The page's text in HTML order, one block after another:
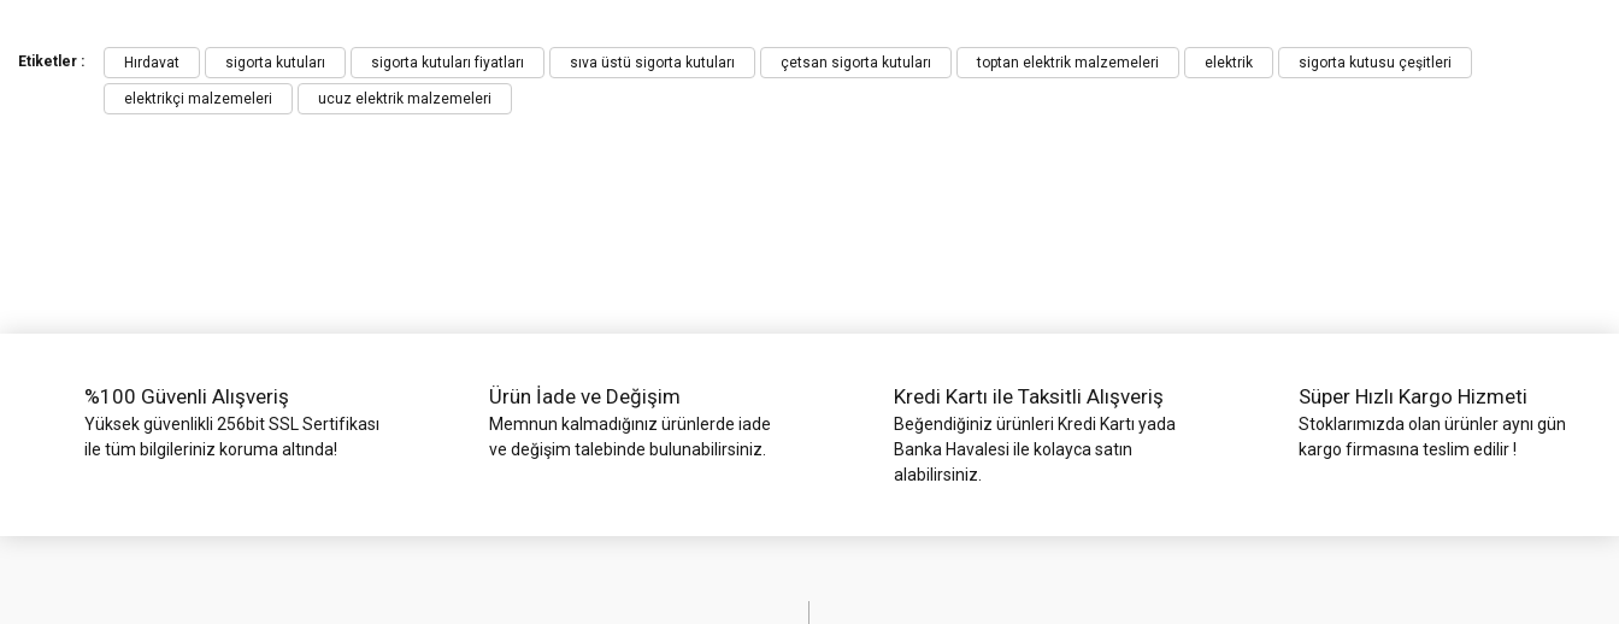
Bu ürüne ilk yorumu siz yapın!
Görüş ve önerileriniz için teşekkür ederiz.
Ürün resmi kalitesiz, bozuk veya görüntülenemiyor.
Etiketler : Hırdavat sigorta kutuları sigorta kutuları fiyatları sıva üstü sigorta kutuları çetsan sigorta kutuları toptan elektrik malzemeleri elektrik sigorta kutusu çeşitleri
elektrikçi malzemeleri ucuz elektrik malzemeleri
%100 Güvenli Alışveriş
Yüksek güvenlikli 256bit SSL Sertifikası
ile tüm bilgileriniz koruma altında!
Ürün İade ve Değişim
Memnun kalmadığınız ürünlerde iade
ve değişim talebinde bulunabilirsiniz.
Kredi Kartı ile Taksitli Alışveriş
Beğendiğiniz ürünleri Kredi Kartı yada
Banka Havalesi ile kolayca satın
alabilirsiniz.
Süper Hızlı Kargo Hizmeti
Stoklarımızda olan ürünler aynı gün
kargo firmasına teslim edilir !